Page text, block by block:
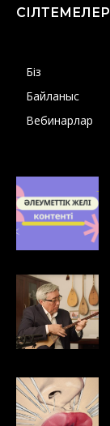
СІЛТЕМЕЛЕР
Біз
Байланыс
Вебинарлар